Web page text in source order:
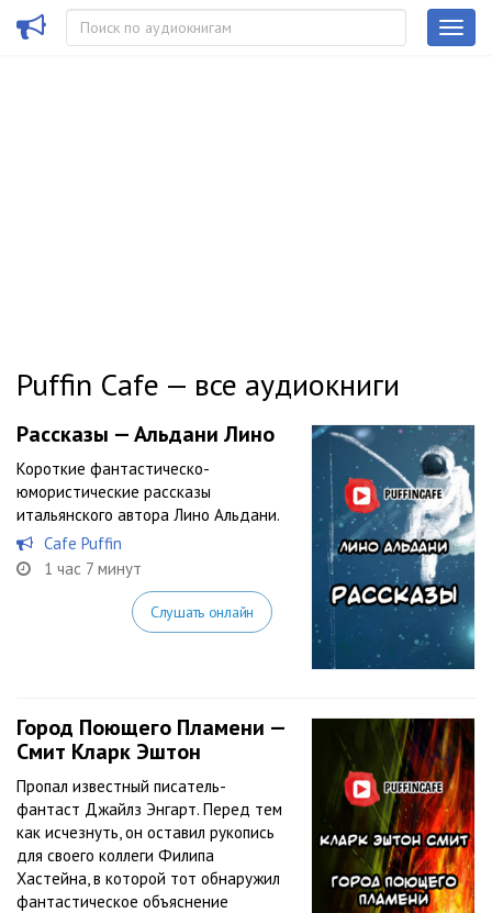
Puffin Cafe — все аудиокниги
Рассказы — Альдани Лино
Короткие фантастическо-
юмористические рассказы
итальянского автора Лино Альдани.
Cafe Puffin
1 час 7 минут
Слушать онлайн
Город Поющего Пламени —
Смит Кларк Эштон
Пропал известный писатель-
фантаст Джайлз Энгарт. Перед тем
как исчезнуть, он оставил рукопись
для своего коллеги Филипа
Хастейна, в которой тот обнаружил
фантастическое объяснение